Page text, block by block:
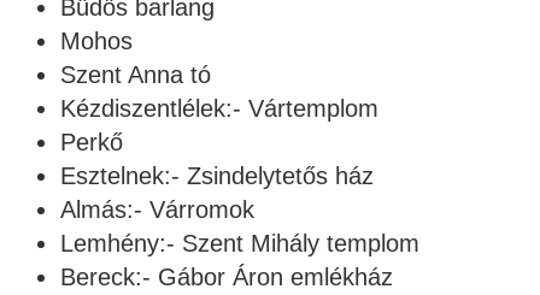
Büdös barlang
Mohos
Szent Anna tó
Kézdiszentlélek:- Vártemplom
Perkő
Esztelnek:- Zsindelytetős ház
Almás:- Várromok
Lemhény:- Szent Mihály templom
Bereck:- Gábor Áron emlékház